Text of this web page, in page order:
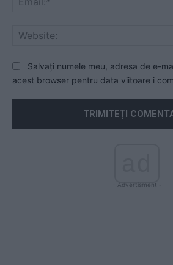
Salvați numele meu, adresa de e-
acest browser pentru data viitoare i
- Advertisment -